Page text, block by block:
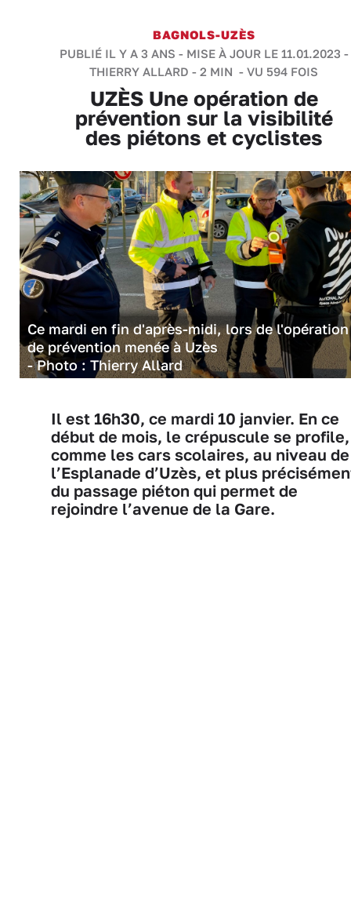
BAGNOLS-UZÈS
PUBLIÉ IL Y A 3 ANS - MISE À JOUR LE 11.01.2023 -
THIERRY ALLARD - 2 MIN - VU 594 FOIS
UZÈS Une opération de
prévention sur la visibilité
des piétons et cyclistes
Ce mardi en fin d'après-midi, lors de l'opération
de prévention menée à Uzès
- Photo : Thierry Allard
Il est 16h30, ce mardi 10 janvier. En ce
début de mois, le crépuscule se profile,
comme les cars scolaires, au niveau de
l’Esplanade d’Uzès, et plus
du passage piéton qui permet de
rejoindre l’avenue de la Gare.